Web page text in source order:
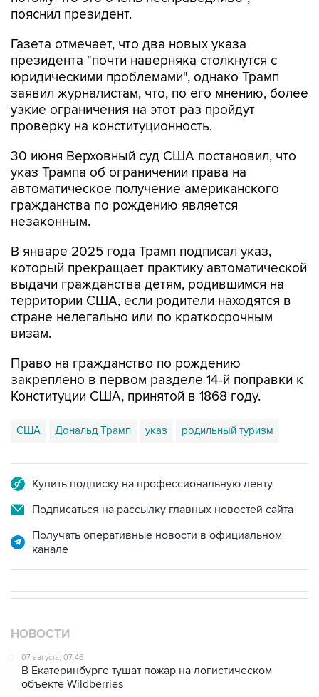
пояснил президент.
Газета отмечает, что два новых указа
президента "почти наверняка столкнутся с
юридическими проблемами", однако Трамп
заявил журналистам, что, по его мнению, более
узкие ограничения на этот раз пройдут
проверку на конституционность.
30 июня Верховный суд США постановил, что
указ Трампа об ограничении права на
автоматическое получение американского
гражданства по рождению является
незаконным.
В январе 2025 года Трамп подписал указ,
который прекращает практику автоматической
выдачи гражданства детям, родившимся на
территории США, если родители находятся в
стране нелегально или по краткосрочным
визам.
Право на гражданство по рождению
закреплено в первом разделе 14-й поправки к
Конституции США, принятой в 1868 году.
США Дональд Трамп указ родильный туризм
Купить подписку на профессиональную ленту
Подписаться на рассылку главных новостей сайта
Получать оперативные новости в официальном
канале
НОВОСТИ
07 августа, 07:46
В Екатеринбурге тушат пожар на логистическом
объекте Wildberries